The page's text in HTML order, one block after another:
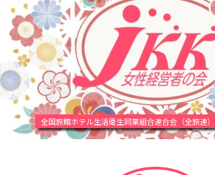
全国旅館ホテル生活衛生同業組合連合会（全旅連